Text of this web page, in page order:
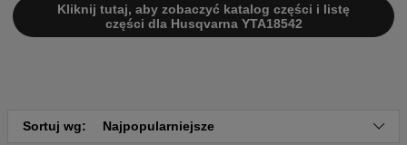
Kliknij tutaj, aby zobaczyć katalog części i listę
części dla Husqvarna YTA18542
Sortuj wg: Najpopularniejsze